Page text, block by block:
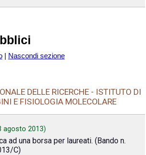
| Nascondi sezione
DELLE RICERCHE - ISTITUTO DI
E FISIOLOGIA MOLECOLARE
agosto 2013)
ad una borsa per laureati. (Bando n.
C)